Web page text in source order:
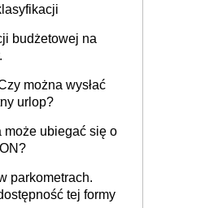
budżetowej na
można wysłać
urlop?
może ubiegać się o
parkometrach.
tej formy